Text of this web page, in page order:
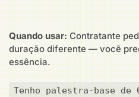
Quando usar: Contratante
duração diferente — você
essência.
Tenho palestra-base de